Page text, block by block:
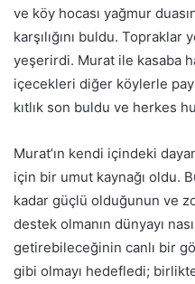
ve köy hocası yağmur
karşılığını buldu.
yeşerirdi. Murat ile kasaba
içecekleri diğer köylerle
kıtlık son buldu ve herkes
Murat’ın kendi içindeki
için bir umut kaynağı oldu.
kadar güçlü olduğunun ve
destek olmanın dünyayı
getirebileceğinin canlı bir
gibi olmayı hedefledi;